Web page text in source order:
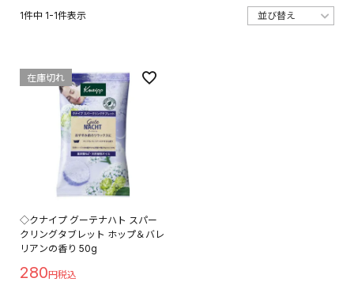
1件中 1-1件表示
◇クナイプ グーテナハト スパー
クリングタブレット ホップ＆バレ
リアンの香り 50g
280
在庫切れ